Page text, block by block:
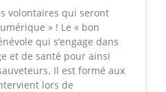
volontaires qui seront
» ! Le « bon
qui s’engage dans
et de santé pour ainsi
Il est formé aux
lors de